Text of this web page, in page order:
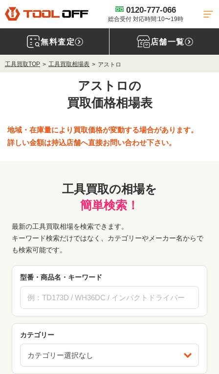
0120-777-066
総合受付 対応時間:10〜19時
無料査定 店舗一覧
工具買取TOP 工具買取相場表 アストロ
アストロの
買取価格相場表
地域・在庫量により買取価格が変動する場合があります。
詳しい金額は持込店舗へ直接お問い合わせ下さい。
工具買取の相場を
簡単検索！
最新の工具買取相場を検索できます。
キーワード検索だけではなく、カテゴリーやメーカー名からで
も検索可能です。
型番・商品名・キーワード
カテゴリー
カテゴリー選択なし